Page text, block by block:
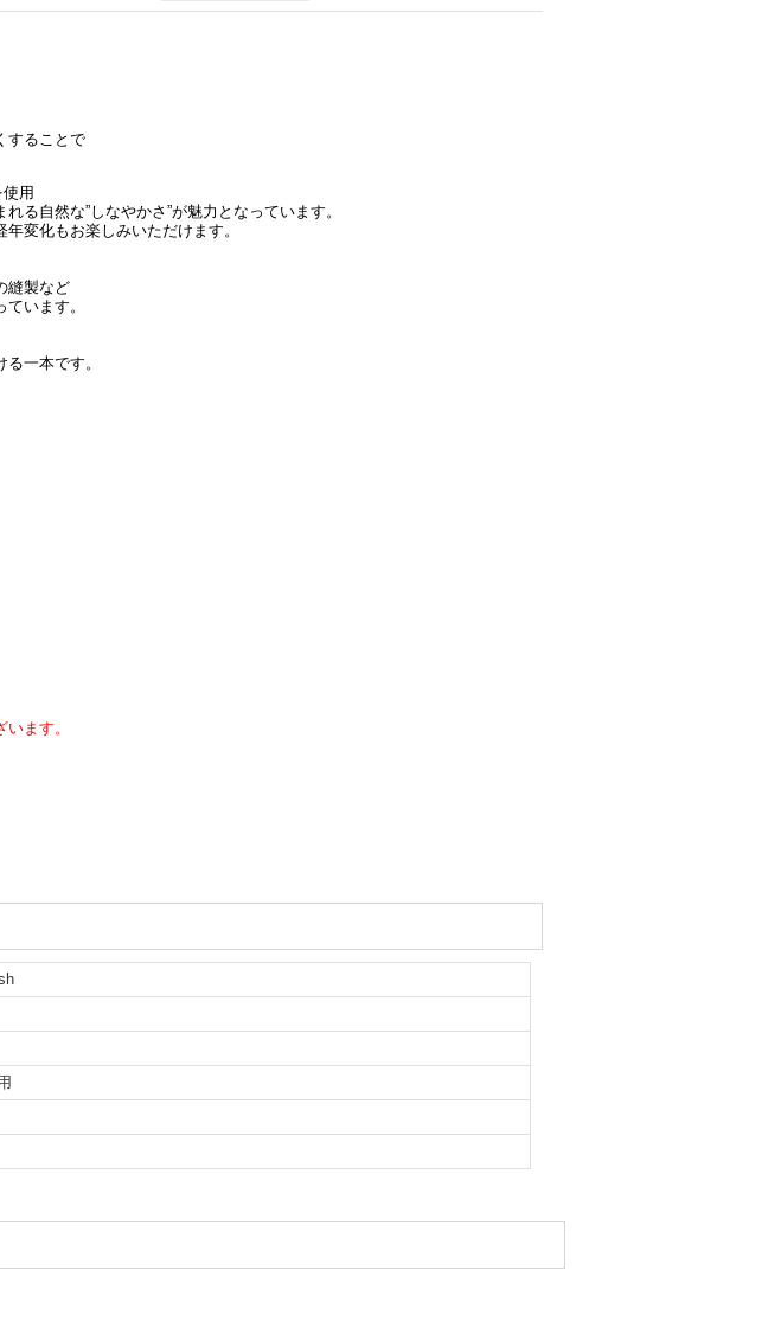
することで
用
る自然な”しなやかさ”が魅力となっています。
変化もお楽しみいただけます。
縫製など
います。
一本です。
ます。